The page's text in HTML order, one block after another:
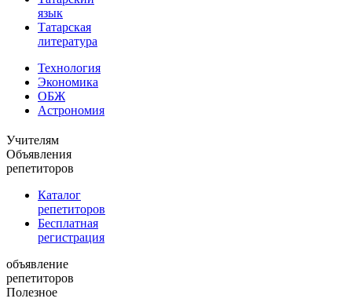
язык
Татарская
литература
Технология
Экономика
ОБЖ
Астрономия
Учителям
Объявления
репетиторов
Каталог
репетиторов
Бесплатная
регистрация
объявление
репетиторов
Полезное